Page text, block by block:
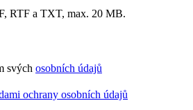
RTF a TXT, max. 20 MB.
svých osobních údajů
ochrany osobních údajů